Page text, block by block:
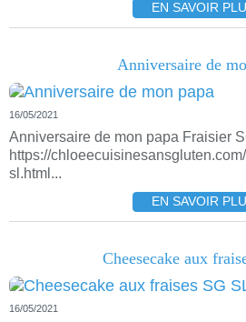
EN SAVOIR
Anniversaire de
16/05/2021
Anniversaire de mon papa Fraisier
https://
sl.html...
EN SAVOIR
Cheesecake aux
16/05/2021